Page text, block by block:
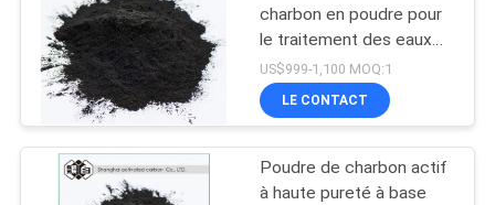
NOUVELLES
PLAN
DU
SITE
Charbon actif
granulaire
charbon en poudre pour
le traitement des eaux
usées
US$999-1,100 MOQ:1
LE CONTACT
Poudre de charbon actif
à haute pureté à base